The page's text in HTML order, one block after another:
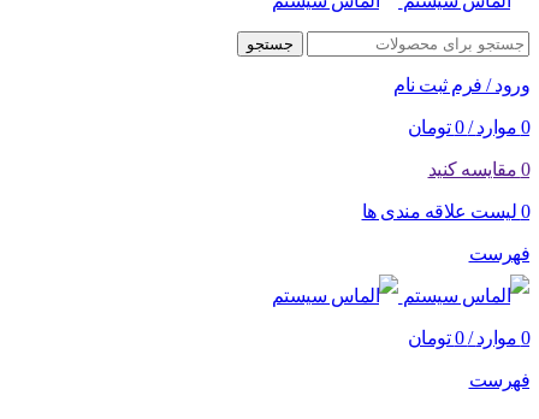
جستجو
ورود / فرم ثبت نام
0 موارد /
0 تومان
0 مقایسه کنید
0 لیست علاقه مندی ها
فهرست
0 موارد /
0 تومان
فهرست